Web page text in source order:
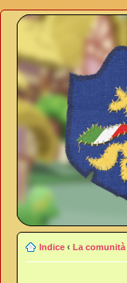
Indice ‹ La